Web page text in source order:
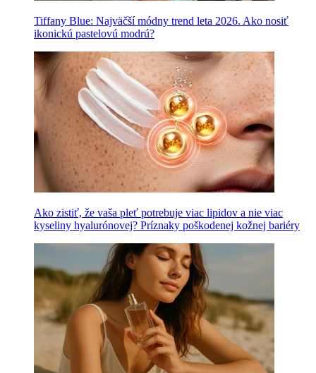
Tiffany Blue: Najväčší módny trend leta 2026. Ako nosiť
ikonickú pastelovú modrú?
Ako zistiť, že vaša pleť potrebuje viac lipidov a nie viac
kyseliny hyalurónovej? Príznaky poškodenej kožnej bariéry